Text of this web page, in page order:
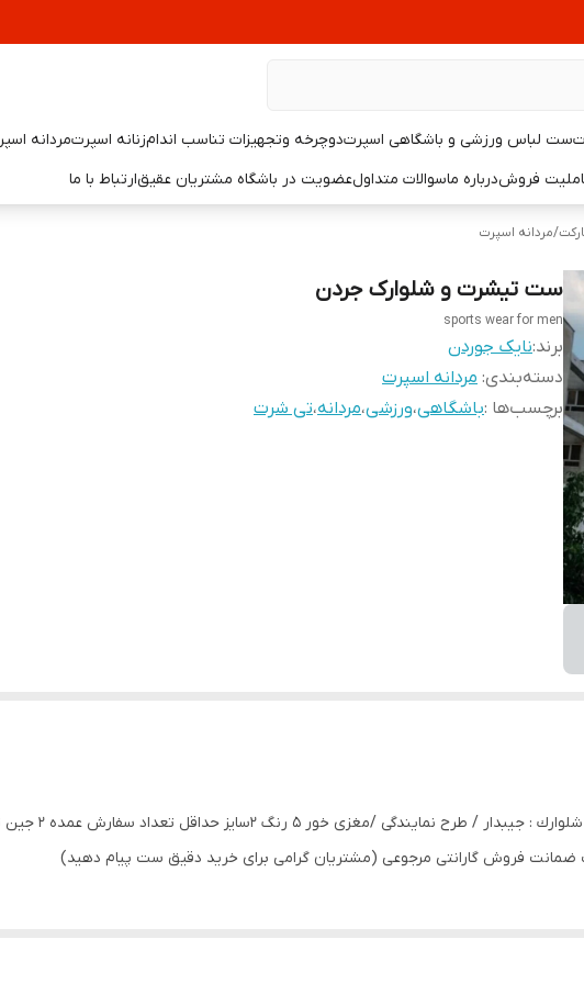
ست لباس ورزشی و باشگاهی اسپرتدوچرخه وتجهیزات تناسب اندامزنانه اسپرتمردانه
فروشدرباره ماسوالات متداولعضویت در باشگاه مشتریان عقیقارتباط با ما
/مردانه اسپرت
ست تیشرت و شلوارک جردن
sports wear for men
برند:نایک جوردن
دسته‌بندی: مردانه اسپرت
برچسب‌ها :باشگاهی،ورزشی،مردانه،تی شرت
ست تیشرت و شلوارک